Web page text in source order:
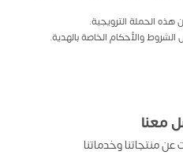
الحملة الترويجية.
والأحكام الخاصة بالهدية.
معنا
منتجاتنا وخدماتنا